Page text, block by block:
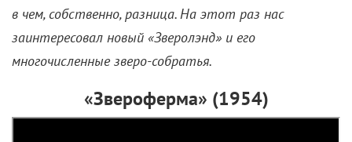
в чем, собственно, разница. На этот раз нас
заинтересовал новый «Зверолэнд» и его
многочисленные зверо-собратья.
«Звероферма» (1954)